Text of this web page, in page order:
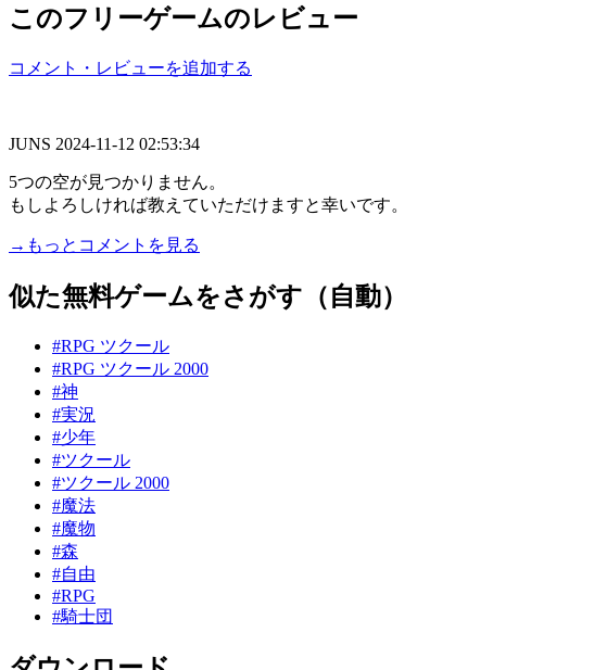
このフリーゲームのレビュー
コメント・レビューを追加する
JUNS 2024-11-12 02:53:34
5つの空が見つかりません。
もしよろしければ教えていただけますと幸いです。
→もっとコメントを見る
似た無料ゲームをさがす（自動）
#RPG ツクール
#RPG ツクール 2000
#神
#実況
#少年
#ツクール
#ツクール 2000
#魔法
#魔物
#森
#自由
#RPG
#騎士団